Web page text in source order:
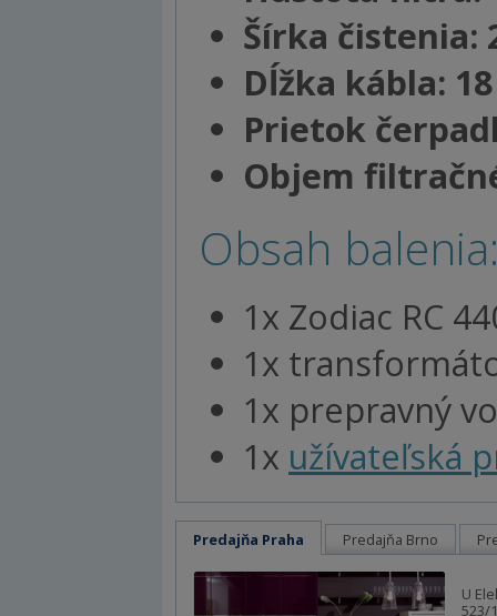
Šírka čistenia:
Dĺžka kábla:
Prietok
Objem
Obsah
1x Zodiac RC
1x
1x prepravný
1x užívateľská
Predajňa Praha Predajňa Brno
U
523/